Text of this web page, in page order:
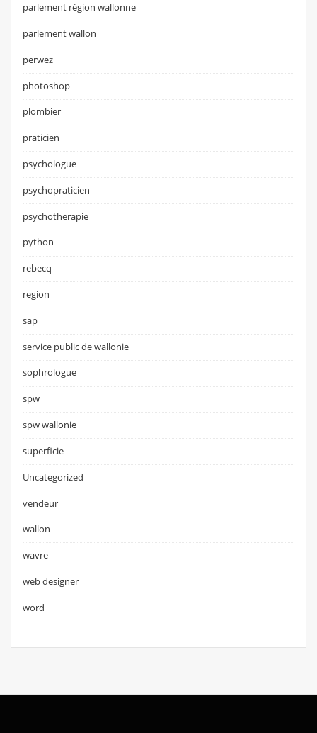
parlement région wallonne
parlement wallon
perwez
photoshop
plombier
praticien
psychologue
psychopraticien
psychotherapie
python
rebecq
region
sap
service public de wallonie
sophrologue
spw
spw wallonie
superficie
Uncategorized
vendeur
wallon
wavre
web designer
word